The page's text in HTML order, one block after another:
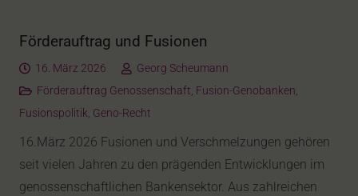
Förderauftrag und Fusionen
16. März 2026
Georg Scheumann
Förderauftrag Genossenschaft, Fusion-Genobanken,
Fusionspolitik, Geno-Recht
16.März 2026 Fusionen und Verschmelzungen gehören
seit vielen Jahren zu den prägenden Entwicklungen im
genossenschaftlichen Bankensektor. Aus zahlreichen